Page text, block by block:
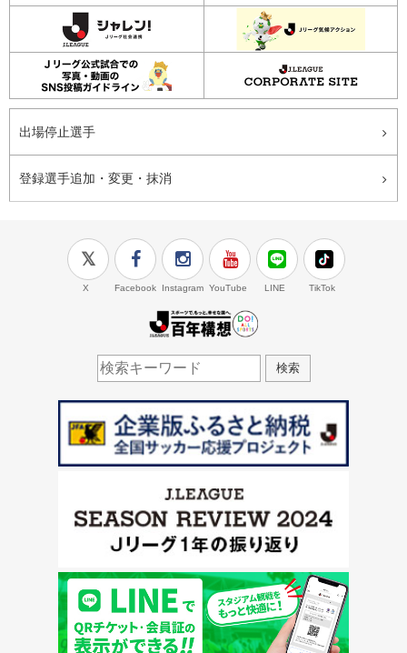
出場停止選手
登録選手追加・変更・抹消
X Facebook Instagram YouTube LINE TikTok
検索